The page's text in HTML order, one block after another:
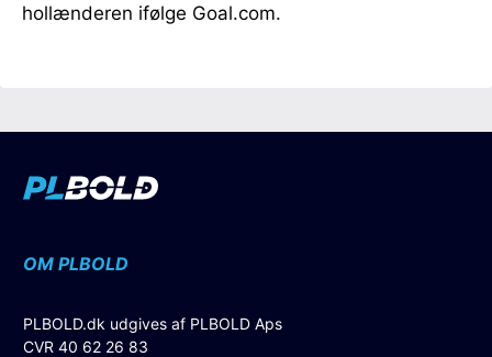
hollænderen ifølge Goal.com.
OM PLBOLD
PLBOLD.dk udgives af PLBOLD Aps
CVR 40 62 26 83